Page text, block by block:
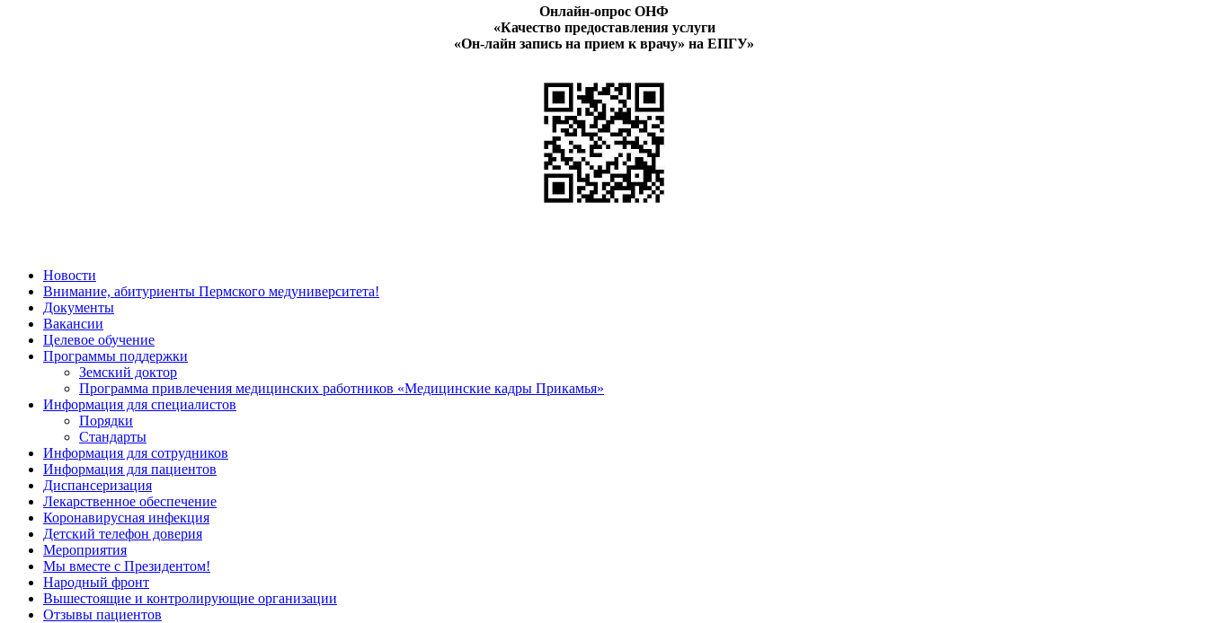
Онлайн-опрос ОНФ
«Качество предоставления услуги
«Он-лайн запись на прием к врачу» на ЕПГУ»
Новости
Внимание, абитуриенты Пермского медуниверситета!
Документы
Вакансии
Целевое обучение
Программы поддержки
Земский доктор
Программа привлечения медицинских работников «Медицинские кадры Прикамья»
Информация для специалистов
Порядки
Стандарты
Информация для сотрудников
Информация для пациентов
Диспансеризация
Лекарственное обеспечение
Коронавирусная инфекция
Детский телефон доверия
Мероприятия
Мы вместе с Президентом!
Народный фронт
Вышестоящие и контролирующие организации
Отзывы пациентов